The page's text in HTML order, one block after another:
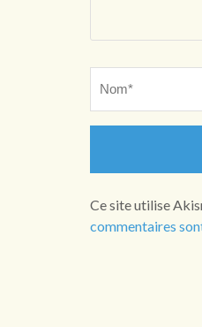
Ce site utilise
commentaires